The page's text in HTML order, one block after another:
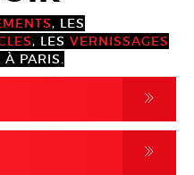
, LES
, LES VERNISSAGES
PARIS.
,
,